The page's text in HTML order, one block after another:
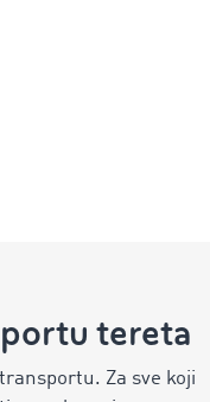
tereta
Za sve koji